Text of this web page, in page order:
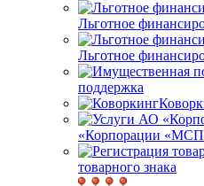
Льготное
Льготное
поддержка
«Корпорации
товарного знака